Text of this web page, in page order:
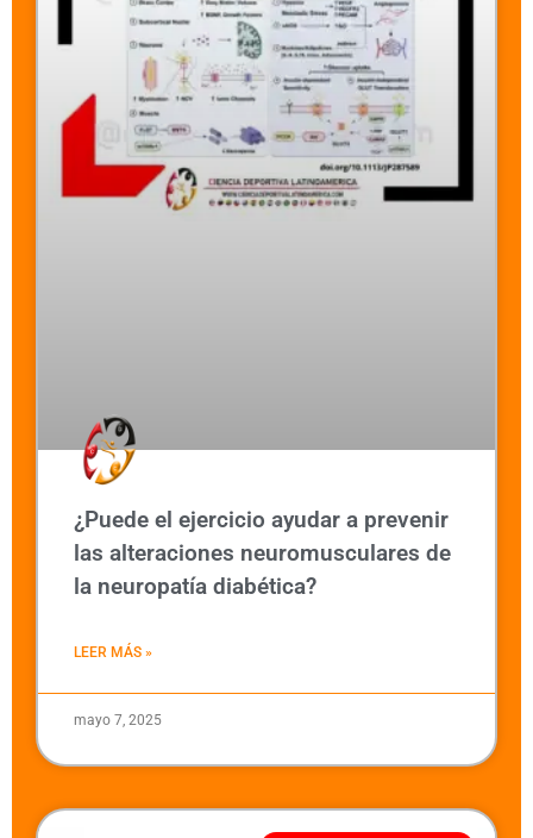
¿Puede el ejercicio ayudar a prevenir
las alteraciones neuromusculares de
la neuropatía diabética?
LEER MÁS »
mayo 7, 2025